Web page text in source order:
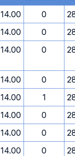
14.00 0
14.00 0
14.00 0
14.00 0
14.00 1
14.00 0
14.00 0
14.00 0